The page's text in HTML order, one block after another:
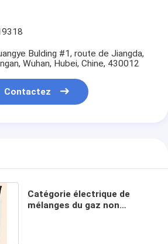
Bulding #1, route de Jiangda,
Wuhan, Hubei, Chine, 430012
Contactez
Catégorie électrique de
mélanges du gaz non